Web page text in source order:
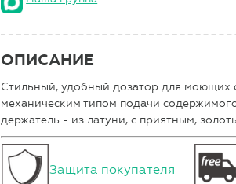
ОПИСАНИЕ
Стильный, удобный дозатор для моющих
механическим типом подачи
держатель - из латуни, с приятным,
Защита покупателя